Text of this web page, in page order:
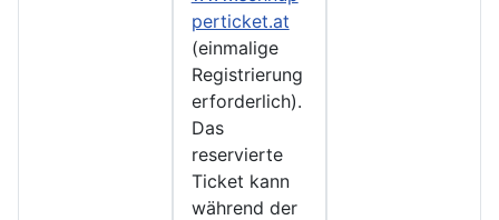
perticket.at
(einmalige
Registrierung
erforderlich).
Das
reservierte
Ticket kann
während der